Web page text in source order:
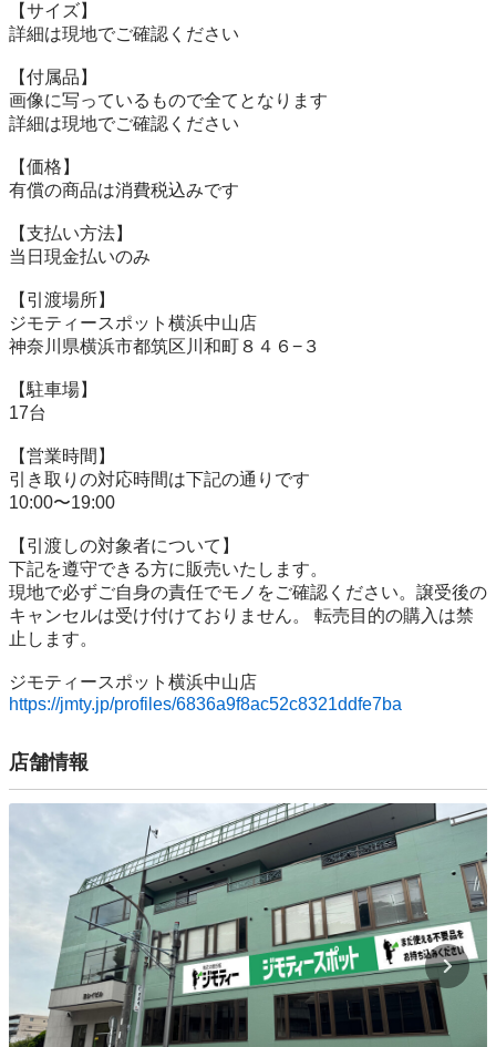
【サイズ】
詳細は現地でご確認ください
【付属品】
画像に写っているもので全てとなります
詳細は現地でご確認ください
【価格】
有償の商品は消費税込みです
【⽀払い⽅法】
当⽇現⾦払いのみ
【引渡場所】
ジモティースポット横浜中山店
神奈川県横浜市都筑区川和町８４６−３
【駐⾞場】
17台
【営業時間】
引き取りの対応時間は下記の通りです
10:00〜19:00
【引渡しの対象者について】
下記を遵守できる⽅に販売いたします。
現地で必ずご⾃⾝の責任でモノをご確認ください。譲受後の
キャンセルは受け付けておりません。 転売⽬的の購⼊は禁
⽌します。
https://jmty.jp/profiles/6836a9f8ac52c8321ddfe7ba
店舗情報